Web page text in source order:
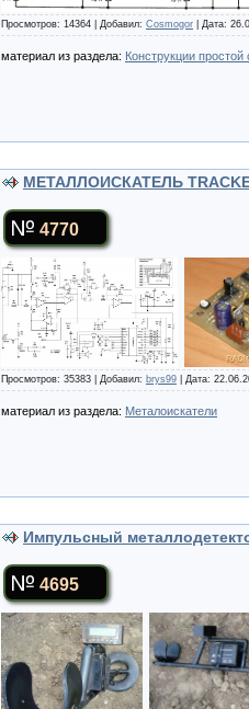
Просмотров: 14364 | Добавил: Cosmogor | Дата:
материал из раздела: Конструкции простой
МЕТАЛЛОИСКАТЕЛЬ
4770
Просмотров: 35383 | Добавил: brys99 | Дата:
материал из раздела: Металоискатели
Импульсный
4695